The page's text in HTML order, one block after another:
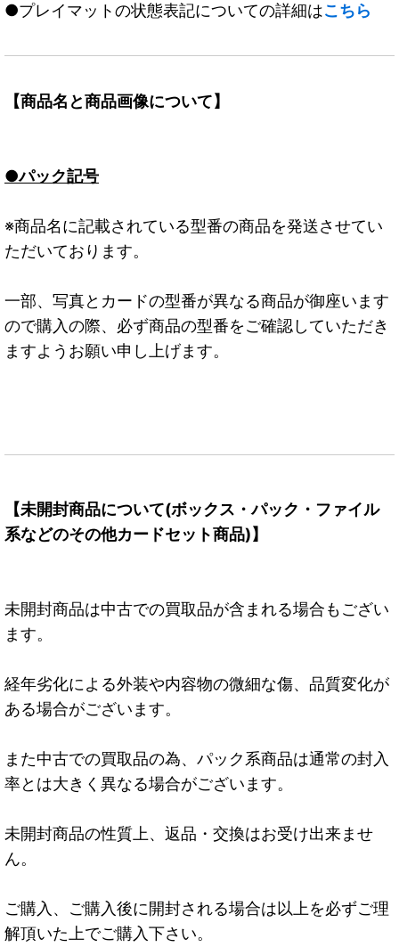
●プレイマットの状態表記についての詳細はこちら
【商品名と商品画像について】
●パック記号
※商品名に記載されている型番の商品を発送させてい
ただいております。
一部、写真とカードの型番が異なる商品が御座います
ので購入の際、必ず商品の型番をご確認していただき
ますようお願い申し上げます。
【未開封商品について(ボックス・パック・ファイル
系などのその他カードセット商品)】
未開封商品は中古での買取品が含まれる場合もござい
ます。
経年劣化による外装や内容物の微細な傷、品質変化が
ある場合がございます。
また中古での買取品の為、パック系商品は通常の封入
率とは大きく異なる場合がございます。
未開封商品の性質上、返品・交換はお受け出来ませ
ん。
ご購入、ご購入後に開封される場合は以上を必ずご理
解頂いた上でご購入下さい。